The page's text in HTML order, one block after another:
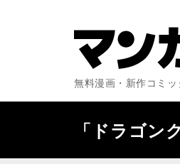
無料漫画・新作コミ
「ドラゴン